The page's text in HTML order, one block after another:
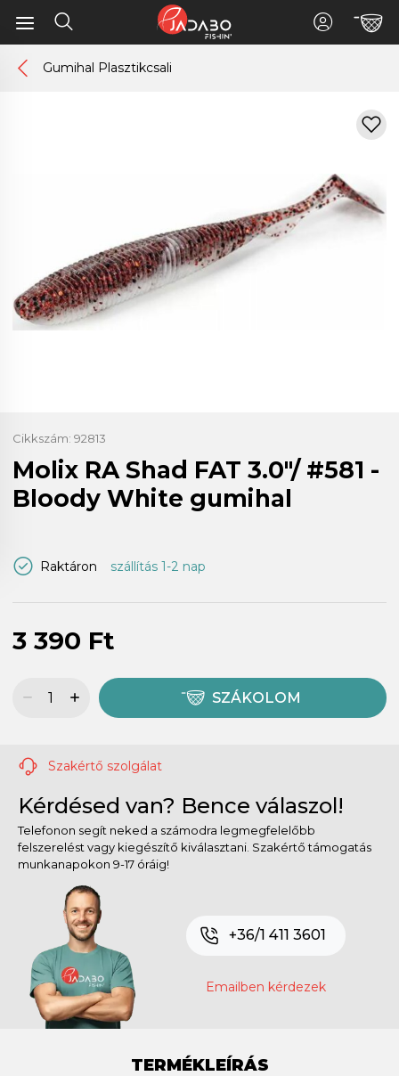
Gumihal Plasztikcsali
Cikkszám: 92813
Molix RA Shad FAT 3.0"/ #581 -
Bloody White gumihal
Raktáron szállítás 1-2 nap
3 390 Ft
SZÁKOLOM
Szakértő szolgálat
Kérdésed van? Bence válaszol!
Telefonon segít neked a számodra legmegfelelőbb
felszerelést vagy kiegészítő kiválasztani. Szakértő támogatás
munkanapokon 9-17 óráig!
+36/1 411 3601
Emailben kérdezek
TERMÉKLEÍRÁS